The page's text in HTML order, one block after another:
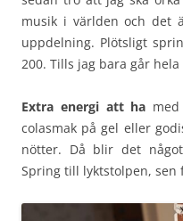
musik i världen och det
uppdelning. Plötsligt
200. Tills jag bara går
Extra energi att ha
colasmak på gel eller
nötter. Då blir det
Spring till lyktstolpen, sen